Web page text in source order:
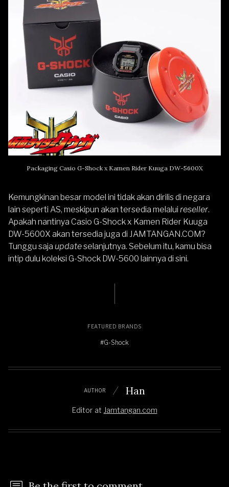
Packaging Casio G-Shock x Kamen Rider Kuuga DW-5600X
Kemungkinan besar model ini tidak akan dirilis di negara
lain seperti AS, meskipun akan tersedia melalui reseller.
Apakah nantinya Casio G-Shock x Kamen Rider Kuuga
DW-5600X akan tersedia juga di JAMTANGAN.COM?
Tunggu saja updateselanjutnya. Sebelum itu, kamu bisa
intip dulu koleksi G-Shock DW-5600 lainnya di sini.
FEATURED BRANDS
#G-Shock
AUTHOR Han
Editor at Jamtangan.com